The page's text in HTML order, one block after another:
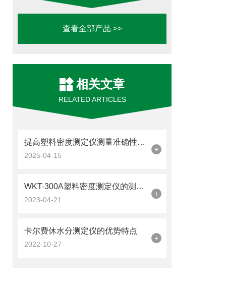
查看全部产品 >>
相关文章
RELATED ARTICLES
提高塑料密度测定仪测量准确性的几个关键措施
2025-04-15
+
WKT-300A塑料密度测定仪的测量范围，你知道几个
2023-04-21
+
卡尔费休水分测定仪的优势特点
2022-10-27
+